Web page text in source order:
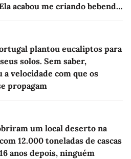
acabou me criando bebendo
plantou eucaliptos para
solos. Sem saber,
velocidade com que os
propagam
um local deserto na
12.000 toneladas de cascas
anos depois, ninguém